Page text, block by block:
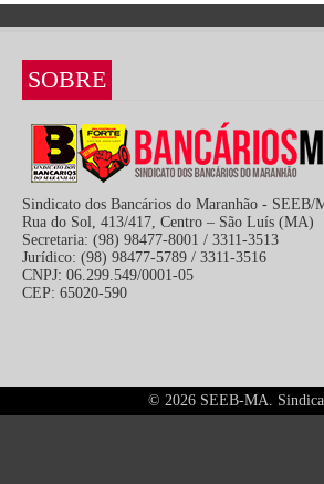
SOBRE
Sindicato dos Bancários do Maranhão - SEEB/
Rua do Sol, 413/417, Centro – São Luís (MA)
Secretaria: (98) 98477-8001 / 3311-3513
Jurídico: (98) 98477-5789 / 3311-3516
CNPJ: 06.299.549/0001-05
CEP: 65020-590
© 2026 SEEB-MA.